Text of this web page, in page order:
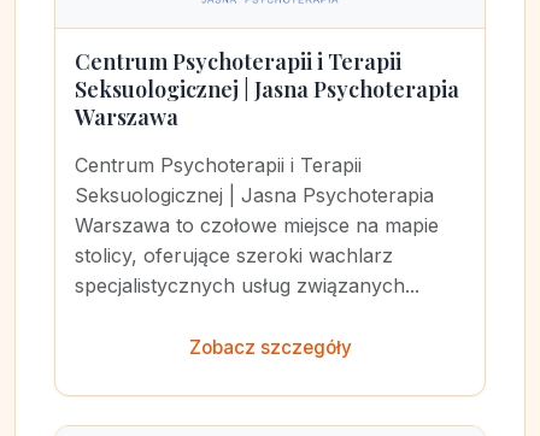
Centrum Psychoterapii i Terapii
Seksuologicznej | Jasna Psychoterapia
Warszawa
Centrum Psychoterapii i Terapii
Seksuologicznej | Jasna Psychoterapia
Warszawa to czołowe miejsce na mapie
stolicy, oferujące szeroki wachlarz
specjalistycznych usług związanych...
Zobacz szczegóły